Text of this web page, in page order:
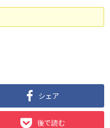
シェア
後で読む